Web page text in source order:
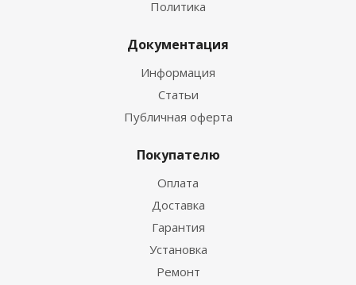
Политика
Документация
Информация
Статьи
Публичная оферта
Покупателю
Оплата
Доставка
Гарантия
Установка
Ремонт